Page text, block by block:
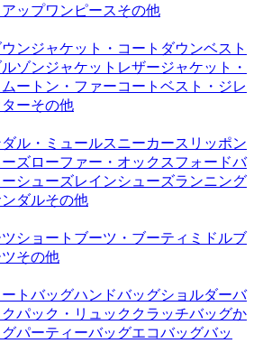
ップワンピースその他
ウンジャケット・コート ダウンベスト
ゾンジャケット レザージャケット・
ムートン・ファーコート ベスト・ジレ
ーその他
ル・ミュールスニーカースリッポン
ズローファー・オックスフォードバ
シューズレインシューズランニング
ダルその他
ショートブーツ・ブーティ ミドルブ
その他
ートバッグハンドバッグショルダーバ
パック・リュック クラッチバッグか
パーティーバッグエコバッグバッ